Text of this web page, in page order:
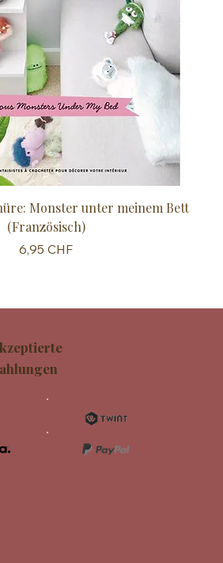
Monster unter meinem Bett
(Französisch)
Preis
6,95 CHF